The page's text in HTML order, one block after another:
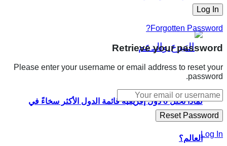
لماذا تحتل 6 دول إفريقية قائمة الدول الأكثر سخاءً في
العالم؟
Forgotten Password?
Retrieve your password
Please enter your username or email address to reset your
password.
Log In